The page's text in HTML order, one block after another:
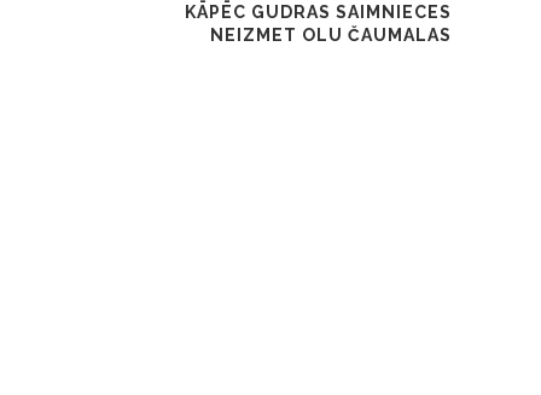
KĀPĒC GUDRAS SAIMNIECES
NEIZMET OLU ČAUMALAS